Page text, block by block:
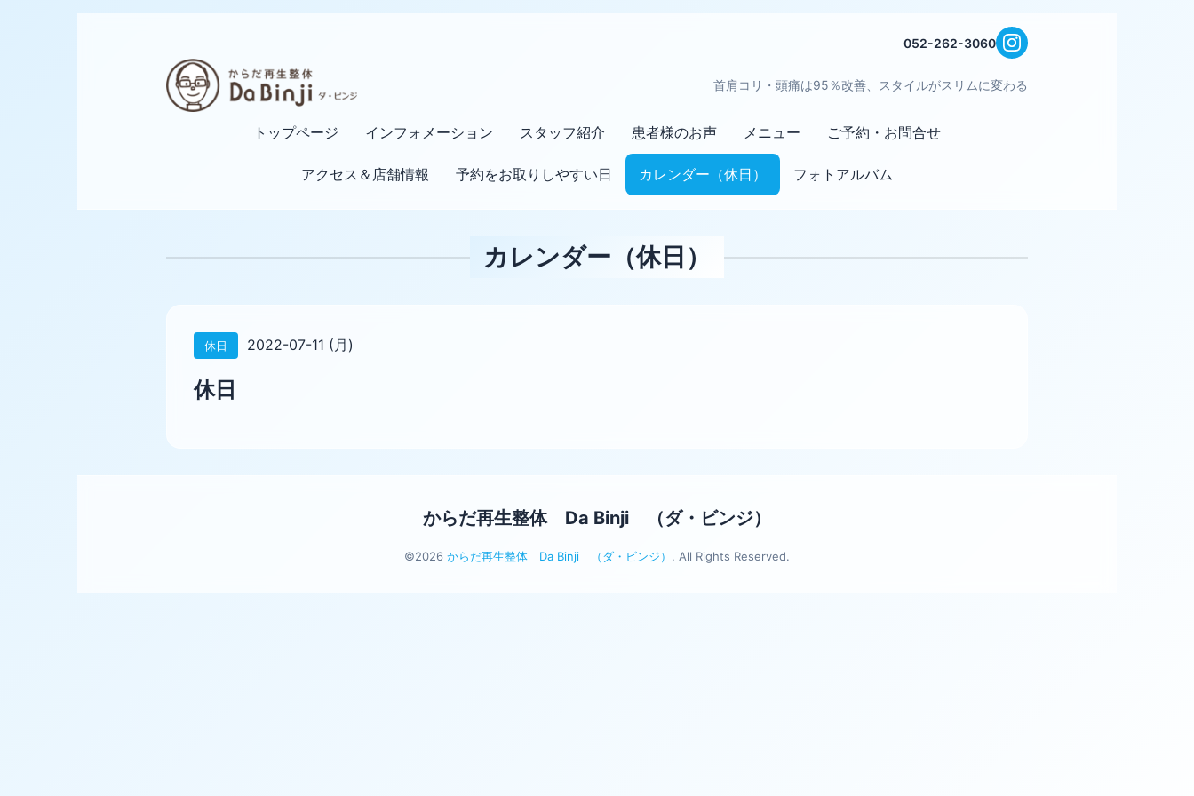
052-262-3060
首肩コリ・頭痛は95％改善、スタイルがスリムに変わる
トップページ インフォメーション スタッフ紹介 患者様のお声 メニュー ご予約・お問合せ
アクセス＆店舗情報 予約をお取りしやすい日 カレンダー（休日） フォトアルバム
カレンダー（休日）
休日 2022-07-11 (月)
休日
からだ再生整体 Da Binji （ダ・ビンジ）
©2026 からだ再生整体 Da Binji （ダ・ビンジ） . All Rights Reserved.